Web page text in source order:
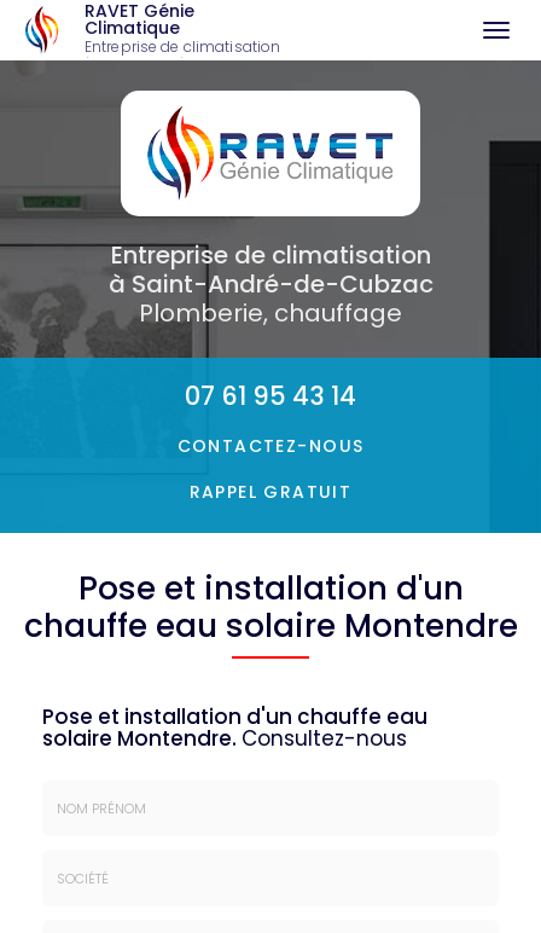
RAVET Génie
Climatique
Entreprise de climatisation
à Saint-André-de-Cubzac
Entreprise de climatisation
à Saint-André-de-Cubzac
Plomberie, chauffage
07 61 95 43 14
CONTACTEZ- NOUS
RAPPEL GRATUIT
Pose et installation d'un
chauffe eau solaire Montendre
Pose et installation d'un chauffe eau
solaire Montendre. Consultez-nous